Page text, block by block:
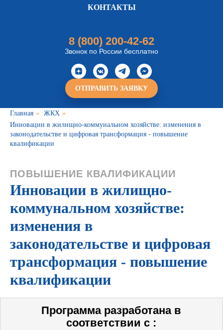
КОНТАКТЫ
8 (800) 200-42-62
Звонок по России бесплатно
ОТПРАВИТЬ ЗАЯВКУ
Главная » ЖКХ »
Инновации в жилищно-коммунальном хозяйстве: изменения в
законодательстве и цифровая трансформация - повышение
квалификации
ПОВЫШЕНИЕ КВАЛИФИКАЦИИ
Инновации в жилищно-
коммунальном хозяйстве:
изменения в
законодательстве и цифровая
трансформация - повышение
квалификации
Программа разработана в
соответствии с :